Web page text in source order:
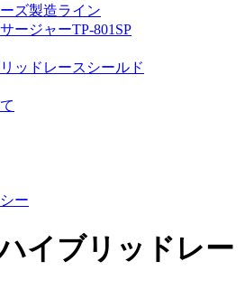
ズ製造ライン
ージャーTP-801SP
ッドレースシールド
ー
イブリッドレー